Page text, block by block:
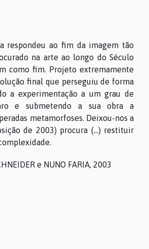
respondeu ao fim da imagem tão
na arte ao longo do Século
como fim. Projeto extremamente
final que perseguiu de forma
a experimentação a um grau de
e submetendo a sua obra a
metamorfoses. Deixou-nos a
de 2003) procura (...) restituir
e NUNO FARIA, 2003